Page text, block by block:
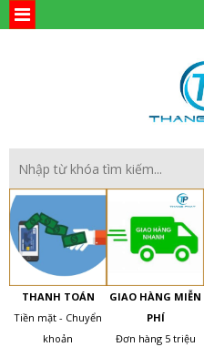
THANH TOÁN
Tiền mặt - Chuyển
khoản
GIAO HÀNG MIỄN
PHÍ
Đơn hàng 5 triệu